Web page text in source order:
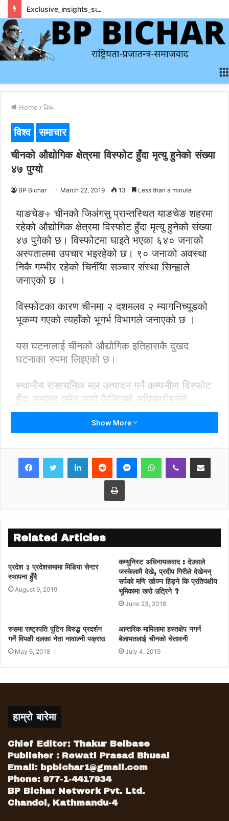
Home / विश्व
विश्व समाचार
चीनको औद्योगिक क्षेत्रमा विस्फोट हुँदा मृत्यु हुनेको संख्या
४७ पुग्यो
BP Bichar March 22, 2019 13 Less than a minute
याङचेङ÷ चीनको जिअंगसु प्रान्तस्थित याङचेङ शहरमा
रहेको औद्योगिक क्षेत्रमा विस्फोट हुँदा मृत्यु हुनेको संख्या
४७ पुगेको छ। विस्फोटमा घाइते भएका ६४० जनाको
अस्पतालमा उपचार भइरहेको छ। ९० जनाको अवस्था
निकै गम्भीर रहेको चिनीँया सञ्चार संस्था सिन्ह्वाले
जनाएको छ ।
विस्फोटका कारण चीनमा २ दशमलव २ म्यागनिच्यूडको
भूकम्प गएको त्यहाँको भूगर्भ विभागले जनाएको छ ।
यस घटनालाई चीनको औद्योगिक इतिहासकै दुखद
घटनाका रुपमा लिइएको छ।
स्थानीय रासायनिक मल उत्पादन गर्ने कम्पनीमा विस्फोट
हुँदा अन्यत्र समेत आगो फैलिएको अधिकारीहरुले
बताएका छन्।
समेत क्षती पुगेको छ ।
आगलागी नियन्त्रणमा लिनका लागि ८६ अग्नि
नियन्त्रक गाडी घटनास्थलमा प्रयोग गरिएको थियो।
प्रहरीले विस्फोटबारे थप अनुसन्धान गरिरहेको छ।
Show More
LinkedInReddit MessengerWhatsAppViber Share via Email
Print
Related Articles
प्रदेश ३ प्रदेशसभामा मिडिया सेन्टर
स्थापना हुँदै
August 9, 2019
कम्युनिस्ट अधिनायकवाद : देउवाले
जस्केलामै देखे, प्रदीप गिरीले देखेनन्
सर्पको मणि खोज्न हिड्ने कि प्रतिपक्षीय
भूमिकामा खरो उत्रिने ?
June 23, 2018
रुसमा राष्ट्रपति पुटिन विरुद्ध प्रदर्शन
गर्ने विपक्षी दलका नेता नावाल्नी पक्राउ
May 6, 2018
आन्तरिक मामिलामा हस्तक्षेप नगर्न
बेलायतलाई चीनको चेतावनी
July 4, 2019
हाम्रो बारेमा
Chief Editor: Thakur Belbase
Publisher : Rewati Prasad Bhusal
Email: bpbichar1@gmail.com
Phone: 977-1-4417934
BP Bichar Network Pvt. Ltd.
Chandol, Kathmandu-4